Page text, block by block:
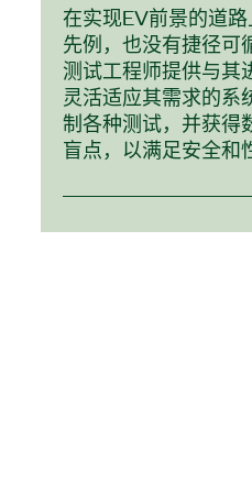
在实现EV前景的道
先例，也没有捷径可
测试工程师提供与其
灵活适应其需求的系
制各种测试，并获得
盲点，以满足安全和